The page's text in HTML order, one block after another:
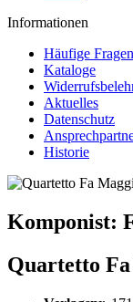
Informationen
Häufige Fragen
Kataloge
Aktuelles
Datenschutz
Historie
Komponist:
Quartetto